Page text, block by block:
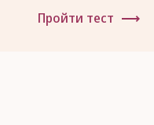
Пройти тест